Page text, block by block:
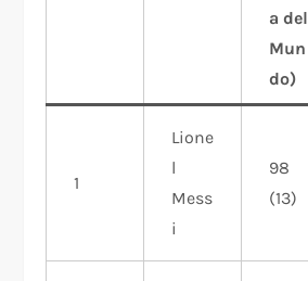
a del
Mun
do)
1
Lione
l
Mess
i
98
(13)